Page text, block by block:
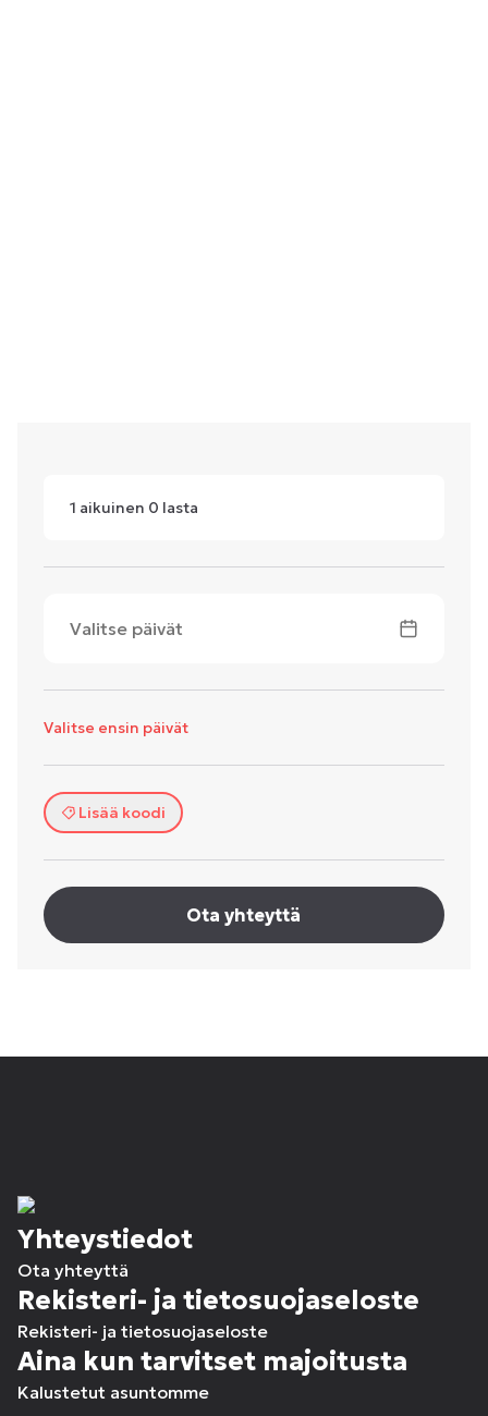
1 aikuinen 0 lasta
Valitse päivät
Valitse ensin päivät
Lisää koodi
Ota yhteyttä
Yhteystiedot
Ota yhteyttä
Rekisteri- ja tietosuojaseloste
Rekisteri- ja tietosuojaseloste
Aina kun tarvitset majoitusta
Kalustetut asuntomme